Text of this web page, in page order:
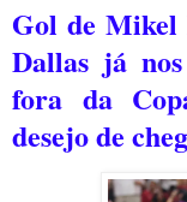
Gol de Mikel
Dallas já
fora da
desejo de